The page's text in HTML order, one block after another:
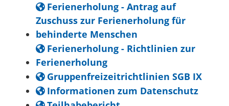
Ferienerholung - Antrag auf
Zuschuss zur Ferienerholung für
behinderte Menschen
Ferienerholung - Richtlinien zur
Ferienerholung
Gruppenfreizeitrichtlinien SGB IX
Informationen zum Datenschutz